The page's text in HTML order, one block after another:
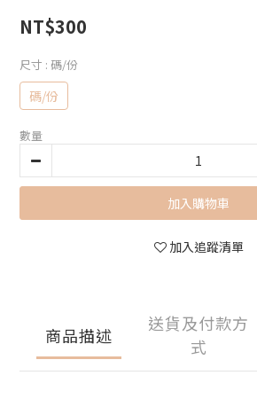
NT$300
尺寸 : 碼/份
碼/份
數量
加入購物車
加入追蹤清單
商品描述
送貨及付款方
式